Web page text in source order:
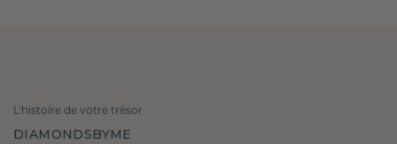
L'histoire de votre trésor
DIAMONDSBYME